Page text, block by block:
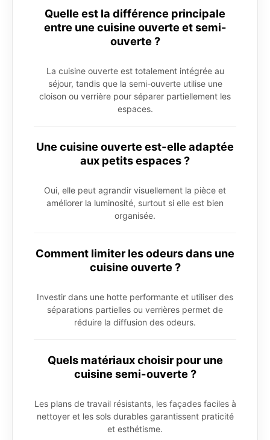
Quelle est la différence principale
entre une cuisine ouverte et semi-
ouverte ?
La cuisine ouverte est totalement intégrée au
séjour, tandis que la semi-ouverte utilise une
cloison ou verrière pour séparer partiellement les
espaces.
Une cuisine ouverte est-elle adaptée
aux petits espaces ?
Oui, elle peut agrandir visuellement la pièce et
améliorer la luminosité, surtout si elle est bien
organisée.
Comment limiter les odeurs dans une
cuisine ouverte ?
Investir dans une hotte performante et utiliser des
séparations partielles ou verrières permet de
réduire la diffusion des odeurs.
Quels matériaux choisir pour une
cuisine semi-ouverte ?
Les plans de travail résistants, les façades faciles à
nettoyer et les sols durables garantissent praticité
et esthétisme.